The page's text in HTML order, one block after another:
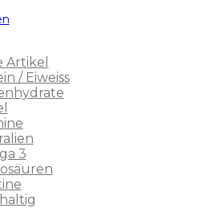
Artikel
/ Eiweiss
3